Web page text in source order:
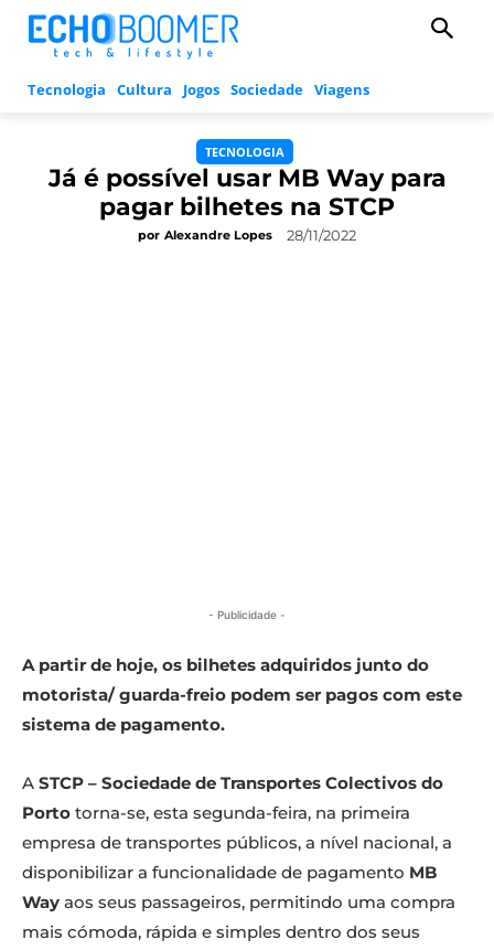
Tecnologia Cultura Jogos Sociedade Viagens
TECNOLOGIA
Já é possível usar MB Way para
pagar bilhetes na STCP
por Alexandre Lopes 28/11/2022
- Publicidade -
A partir de hoje, os bilhetes adquiridos junto do
motorista/ guarda-freio podem ser pagos com este
sistema de pagamento.
A STCP – Sociedade de Transportes Colectivos do
Porto torna-se, esta segunda-feira, na primeira
empresa de transportes públicos, a nível nacional, a
disponibilizar a funcionalidade de pagamento MB
Way aos seus passageiros, permitindo uma compra
mais cómoda, rápida e simples dentro dos seus